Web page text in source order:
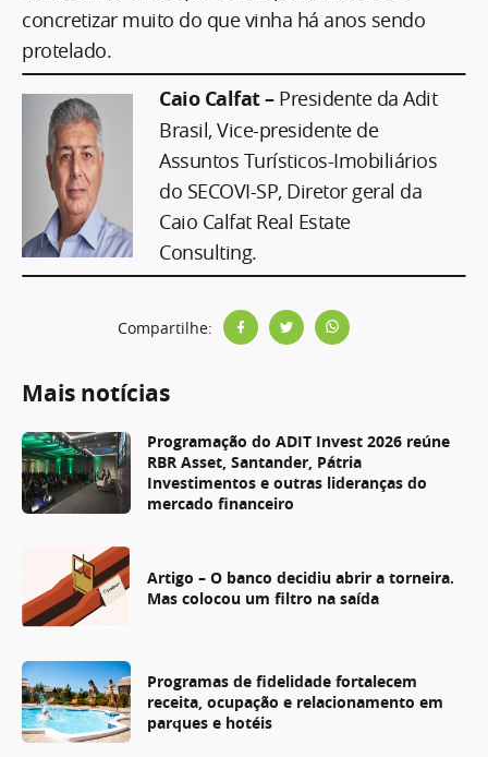
concretizar muito do que vinha há anos sendo
protelado.
Caio Calfat –Presidente da Adit
Brasil, Vice-presidente de
Assuntos Turísticos-Imobiliários
do SECOVI-SP, Diretor geral da
Caio Calfat Real Estate
Consulting.
Compartilhe:
Mais notícias
Programação do ADIT Invest 2026 reúne
RBR Asset, Santander, Pátria
Investimentos e outras lideranças do
mercado financeiro
Artigo – O banco decidiu abrir a torneira.
Mas colocou um filtro na saída
Programas de fidelidade fortalecem
receita, ocupação e relacionamento em
parques e hotéis